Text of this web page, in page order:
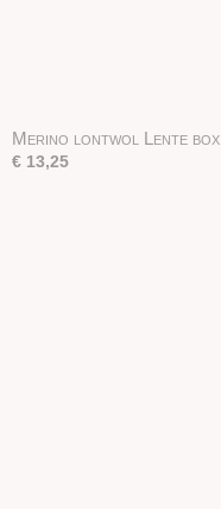
Merino lontwol Lente box
€ 13,25